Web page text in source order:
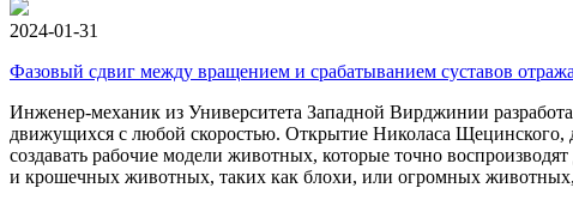
2024-01-31
Фазовый сдвиг между вращением и срабатыванием суставов
Инженер-механик из Университета Западной Вирджинии
движущихся с любой скоростью. Открытие Николаса
создавать рабочие модели животных, которые точно
и крошечных животных, таких как блохи, или огромных животных,